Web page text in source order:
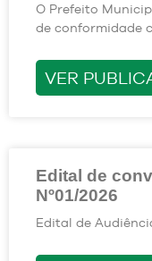
O Prefeito
de conformidade
VER
Edital de
Nº01/2026
Edital de